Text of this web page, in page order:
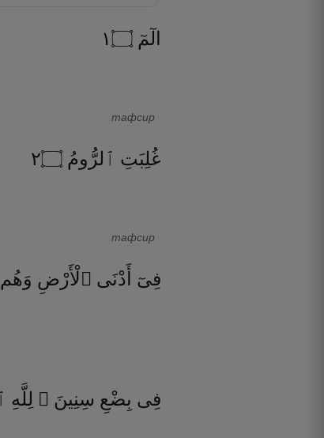
الٓمٓ ۝١
тафсир
غُلِبَتِ ٱلرُّومُ ۝٢
тафсир
فِىٓ أَدْنَى ٱلْأَرْضِ وَهُم
فِى بِضْعِ سِنِينَ ۗ لِلَّهِ